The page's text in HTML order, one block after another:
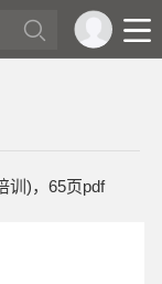
训)，65页pdf